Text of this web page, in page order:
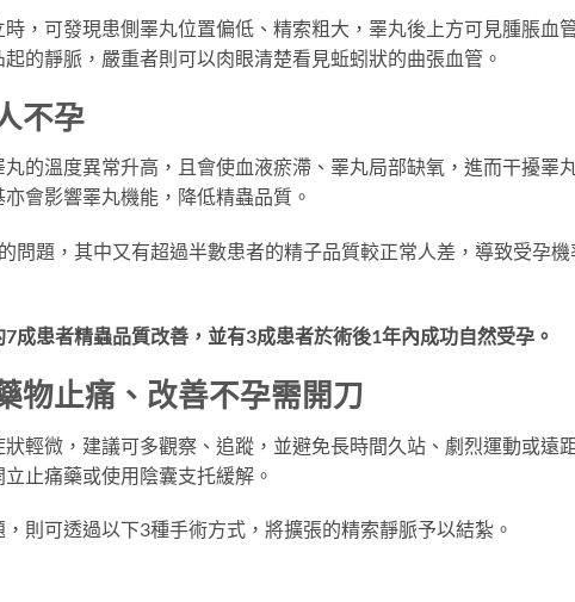
，可發現患側睪丸位置偏低、精索粗大，睪丸後上方可見腫脹血
的靜脈，嚴重者則可以肉眼清楚看見蚯蚓狀的曲張血管。
不孕
的溫度異常升高，且會使血液瘀滯、睪丸局部缺氧，進而干擾睪
會影響睪丸機能，降低精蟲品質。
問題，其中又有超過半數患者的精子品質較正常人差，導致受孕機
7成患者精蟲品質改善，並有3成患者於術後1年內成功自然受孕。
物止痛、改善不孕需開刀
輕微，建議可多觀察、追蹤，並避免長時間久站、劇烈運動或遠
止痛藥或使用陰囊支托緩解。
則可透過以下3種手術方式，將擴張的精索靜脈予以結紮。